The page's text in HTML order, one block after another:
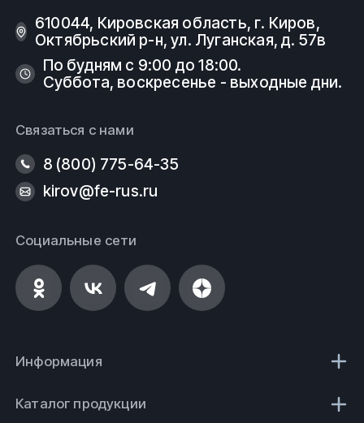
610044, Кировская область, г. Киров, ​
Октябрьский р-н, ​ул. Луганская, д. 57в
По будням с 9:00 до 18:00.
Суббота, воскресенье - выходные дни.
Связаться с нами
8 (800) 775-64-35
kirov@fe-rus.ru
Социальные сети
Информация
Каталог продукции